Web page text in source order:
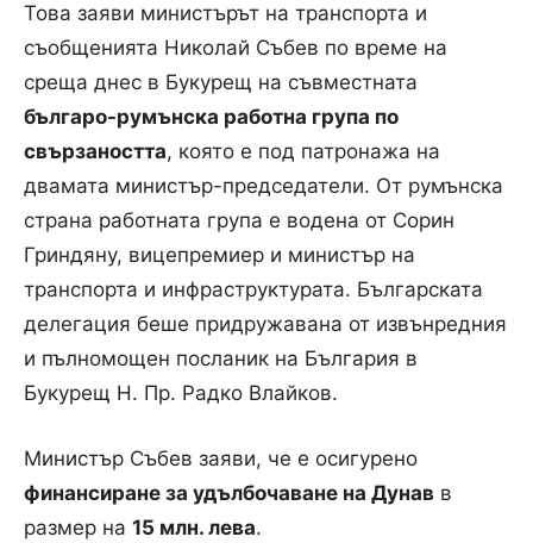
Това заяви министърът на транспорта и
съобщенията Николай Събев по време на
среща днес в Букурещ на съвместната
българо-румънска работна група по
свързаността, която е под патронажа на
двамата министър-председатели. От румънска
страна работната група е водена от Сорин
Гриндяну, вицепремиер и министър на
транспорта и инфраструктурата. Българската
делегация беше придружавана от извънредния
и пълномощен посланик на България в
Букурещ Н. Пр. Радко Влайков.
Министър Събев заяви, че е осигурено
финансиране за удълбочаване на Дунав в
размер на 15 млн. лева.